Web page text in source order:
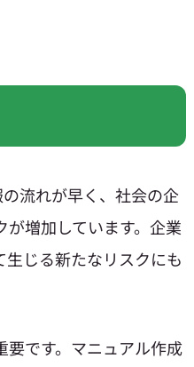
流れが早く、社会の企
増加しています。企業
じる新たなリスクにも
です。マニュアル作成